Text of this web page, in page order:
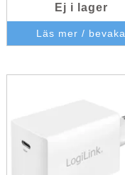
Ej i lager
Läs mer / bevaka